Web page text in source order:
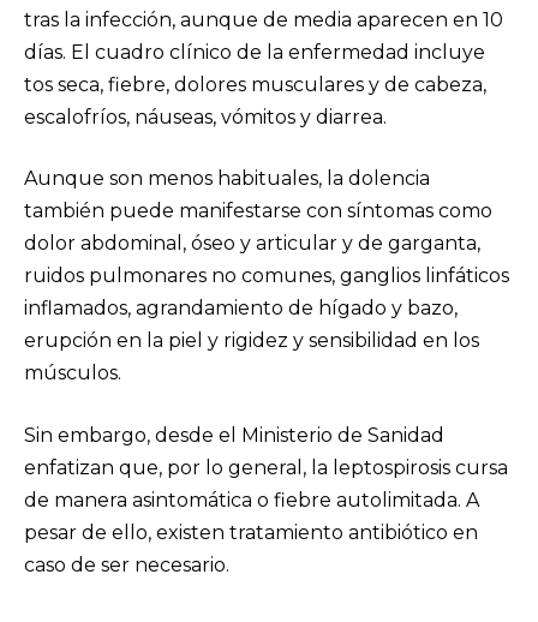
tras la infección, aunque de media aparecen en 10
días. El cuadro clínico de la enfermedad incluye
tos seca, fiebre, dolores musculares y de cabeza,
escalofríos, náuseas, vómitos y diarrea.
Aunque son menos habituales, la dolencia
también puede manifestarse con síntomas como
dolor abdominal, óseo y articular y de garganta,
ruidos pulmonares no comunes, ganglios linfáticos
inflamados, agrandamiento de hígado y bazo,
erupción en la piel y rigidez y sensibilidad en los
músculos.
Sin embargo, desde el Ministerio de Sanidad
enfatizan que, por lo general, la leptospirosis cursa
de manera asintomática o fiebre autolimitada. A
pesar de ello, existen tratamiento antibiótico en
caso de ser necesario.